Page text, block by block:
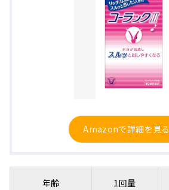
Amazonで詳細を見る
年齢 1回量